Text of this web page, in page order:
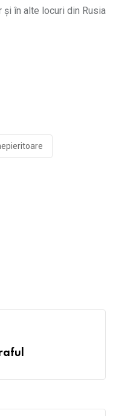
în alte locuri din Rusia